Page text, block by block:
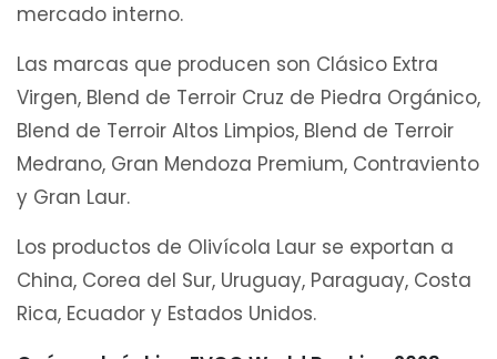
mercado interno.
Las marcas que producen son Clásico Extra
Virgen, Blend de Terroir Cruz de Piedra Orgánico,
Blend de Terroir Altos Limpios, Blend de Terroir
Medrano, Gran Mendoza Premium, Contraviento
y Gran Laur.
Los productos de Olivícola Laur se exportan a
China, Corea del Sur, Uruguay, Paraguay, Costa
Rica, Ecuador y Estados Unidos.